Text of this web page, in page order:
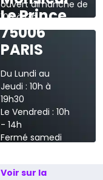
ouvert dimanche de
10h à 13h
Voir sur la carte
Le Prince
75006
PARIS
Du Lundi au
Jeudi : 10h à
19h30
Le Vendredi : 10h
- 14h
Fermé samedi
Voir sur la